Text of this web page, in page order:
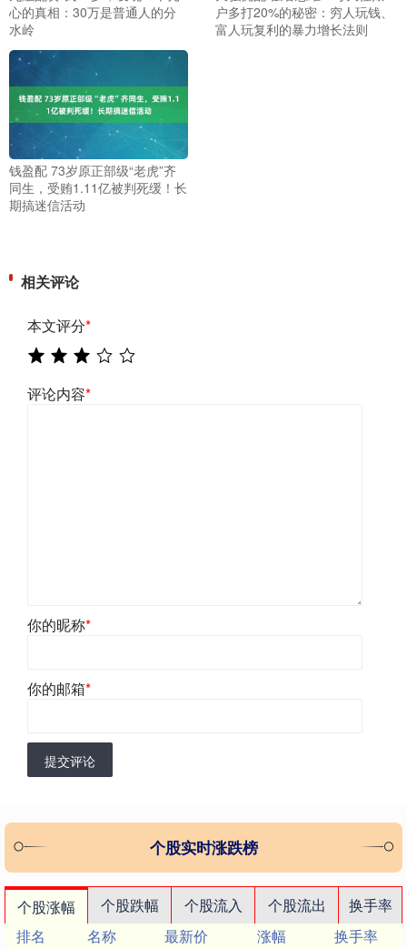
心的真相：30万是普通人的分
水岭
户多打20%的秘密：穷人玩钱、
富人玩复利的暴力增长法则
钱盈配 73岁原正部级“老虎”齐
同生，受贿1.11亿被判死缓！长
期搞迷信活动
相关评论
本文评分*
评论内容*
你的昵称*
你的邮箱*
提交评论
个股实时涨跌榜
个股涨幅 个股跌幅 个股流入 个股流出
换手率
排名
名称 最新价 涨幅
换手率